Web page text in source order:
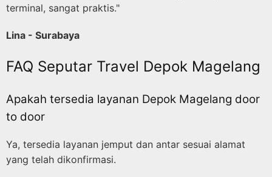
terminal, sangat praktis."
Lina - Surabaya
FAQ Seputar Travel Depok Magelang
Apakah tersedia layanan Depok Magelang door
to door
Ya, tersedia layanan jemput dan antar sesuai alamat
yang telah dikonfirmasi.